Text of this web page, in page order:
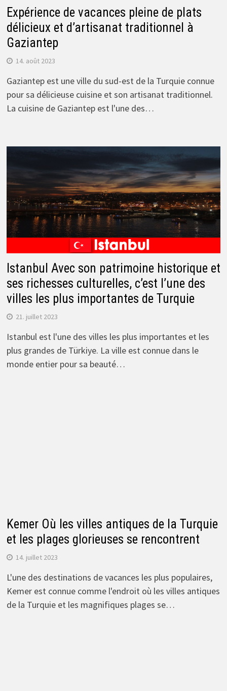
Expérience de vacances pleine de plats
délicieux et d’artisanat traditionnel à
Gaziantep
14. août 2023
Gaziantep est une ville du sud-est de la Turquie connue
pour sa délicieuse cuisine et son artisanat traditionnel.
La cuisine de Gaziantep est l'une des…
Istanbul Avec son patrimoine historique et
ses richesses culturelles, c’est l’une des
villes les plus importantes de Turquie
21. juillet 2023
Istanbul est l'une des villes les plus importantes et les
plus grandes de Türkiye. La ville est connue dans le
monde entier pour sa beauté…
Kemer Où les villes antiques de la Turquie
et les plages glorieuses se rencontrent
14. juillet 2023
L'une des destinations de vacances les plus populaires,
Kemer est connue comme l'endroit où les villes antiques
de la Turquie et les magnifiques plages se…